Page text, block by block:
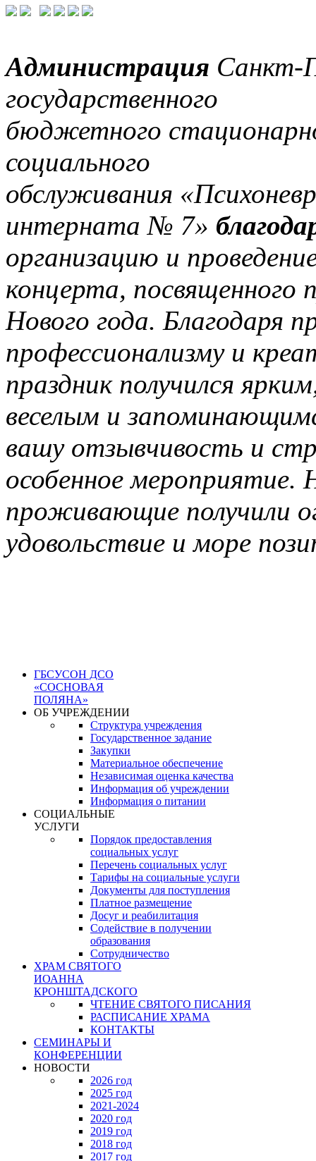
Администрация Санкт-
государственного
бюджетного
социального
обслуживания
интерната № 7»
организацию и
концерта, посвященного
Нового года. Благодаря
профессионализму и
праздник получился
веселым и
вашу отзывчивость и
особенное мероприятие.
проживающие получили
удовольствие и море
ГБСУСОН ДСО
«СОСНОВАЯ
ПОЛЯНА»
ОБ УЧРЕЖДЕНИИ
Структура учреждения
Государственное задание
Закупки
Материальное обеспечение
Независимая оценка качества
Информация об учреждении
Информация о питании
СОЦИАЛЬНЫЕ
УСЛУГИ
Порядок предоставления
социальных услуг
Перечень социальных услуг
Тарифы на социальные услуги
Документы для поступления
Платное размещение
Досуг и реабилитация
Содействие в получении
образования
Сотрудничество
ХРАМ СВЯТОГО
ИОАННА
КРОНШТАДСКОГО
ЧТЕНИЕ СВЯТОГО ПИСАНИЯ
РАСПИСАНИЕ ХРАМА
КОНТАКТЫ
СЕМИНАРЫ И
КОНФЕРЕНЦИИ
НОВОСТИ
2026 год
2025 год
2021-2024
2020 год
2019 год
2018 год
2017 год